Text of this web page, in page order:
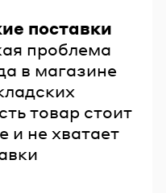
поставки
проблема
в магазине
товар стоит
и не хватает